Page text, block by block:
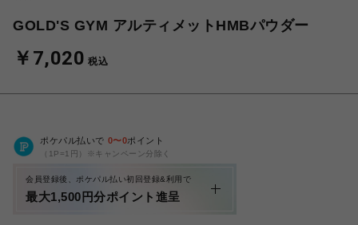
GOLD'S GYM アルティメットHMBパウダー
￥7,020 税込
ポケパル払いで 0〜0ポイント
（1P=1円）※キャンペーン分除く
会員登録後、ポケパル払い初回登録&利用で
最大1,500円分ポイント進呈